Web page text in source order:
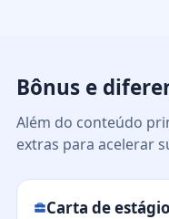
Bônus e
Além do conteúdo
extras para acelerar
Carta de estágio